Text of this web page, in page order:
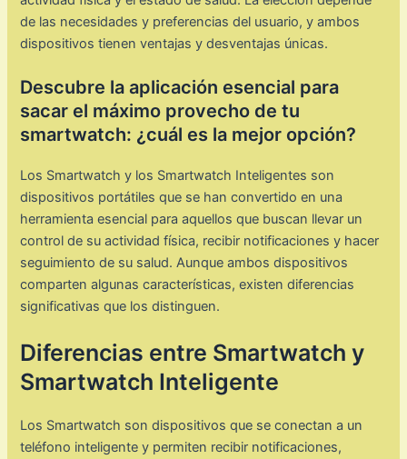
de las necesidades y preferencias del usuario, y ambos
dispositivos tienen ventajas y desventajas únicas.
Descubre la aplicación esencial para
sacar el máximo provecho de tu
smartwatch: ¿cuál es la mejor opción?
Los Smartwatch y los Smartwatch Inteligentes son
dispositivos portátiles que se han convertido en una
herramienta esencial para aquellos que buscan llevar un
control de su actividad física, recibir notificaciones y hacer
seguimiento de su salud. Aunque ambos dispositivos
comparten algunas características, existen diferencias
significativas que los distinguen.
Diferencias entre Smartwatch y
Smartwatch Inteligente
Los Smartwatch son dispositivos que se conectan a un
teléfono inteligente y permiten recibir notificaciones,